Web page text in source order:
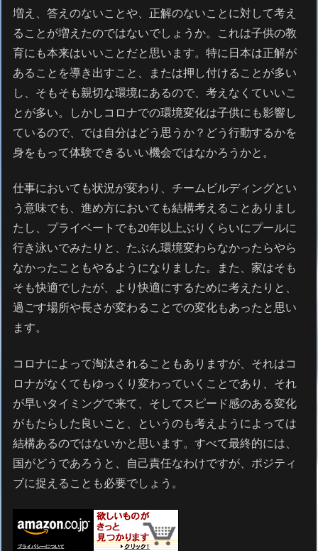
増え、答えのないことや、正解のないことに対して考え
ることが増えたのではないでしょうか。これは子供の教
育にも本来はいいことだと思います。特に日本は正解が
あることを導き出すこと、または押し付けることが多い
し、そもそも親切な環境にあるので、考えなくていいこ
とが多い。しかしコロナでの環境変化は子供にも影響し
ているので、では自分はどう思うか？どう行動するかを
身をもって体験できるいい機会ではなかろうかと。
仕事においても状況が変わり、チームビルディングとい
う意味でも、進め方においても結構考えることありまし
たし、プライベートでも20年以上ぶりくらいにプールに
行き泳いでみたりと、たぶん環境変わらなかったらやら
なかったこともやるようになりました。また、家はそも
そも快適でしたが、より快適にするために考えたりと、
過ごす場所や長さが変わることでの変化もあったと思い
ます。
コロナによって淘汰されることもありますが、それはコ
ロナがなくてもゆっくり変わっていくことであり、それ
が早いタイミングで来て、そしてスピード感のある変化
がもたらした良いこと、というのも考えようによっては
結構あるのではないかと思います。すべて最終的には、
国がどうであろうと、自己責任なわけですが、ポジティ
ブに捉えることも必要でしょう。